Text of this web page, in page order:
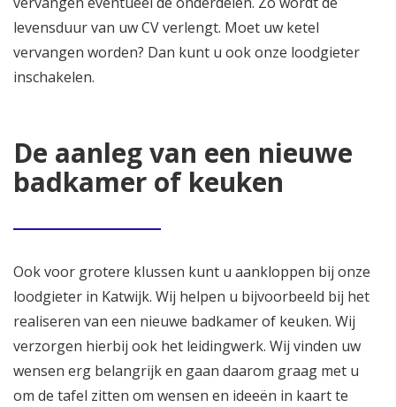
levensduur van uw CV verlengt. Moet uw ketel
vervangen worden? Dan kunt u ook onze loodgieter
inschakelen.
De aanleg van een nieuwe
badkamer of keuken
Ook voor grotere klussen kunt u aankloppen bij onze
loodgieter in Katwijk. Wij helpen u bijvoorbeeld bij het
realiseren van een nieuwe badkamer of keuken. Wij
verzorgen hierbij ook het leidingwerk. Wij vinden uw
wensen erg belangrijk en gaan daarom graag met u
om de tafel zitten om wensen en ideeën in kaart te